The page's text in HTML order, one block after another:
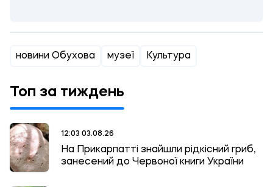
новини Обухова музеї Культура
Топ за тиждень
12:03 03.08.26
На Прикарпатті знайшли рідкісний гриб,
занесений до Червоної книги України